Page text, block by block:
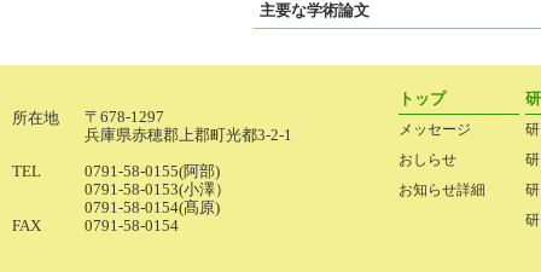
主要な学術論文
所在地
〒678-1297
兵庫県赤穂郡上郡町光都3-2-1
TEL
0791-58-0155(阿部)
0791-58-0153(小澤）
0791-58-0154(髙原)
FAX
0791-58-0154
トップ
メッセージ
おしらせ
お知らせ詳細